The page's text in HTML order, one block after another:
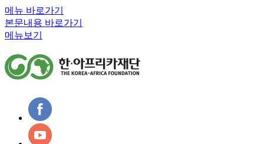
메뉴 바로가기
본문내용 바로가기
메뉴보기